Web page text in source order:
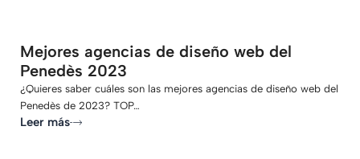
Mejores agencias de diseño web del
Penedès 2023
¿Quieres saber cuáles son las mejores agencias de diseño web del
Penedès de 2023? TOP…
Leer más